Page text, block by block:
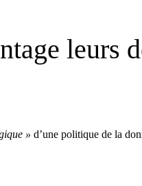
leurs
» d’une politique de la